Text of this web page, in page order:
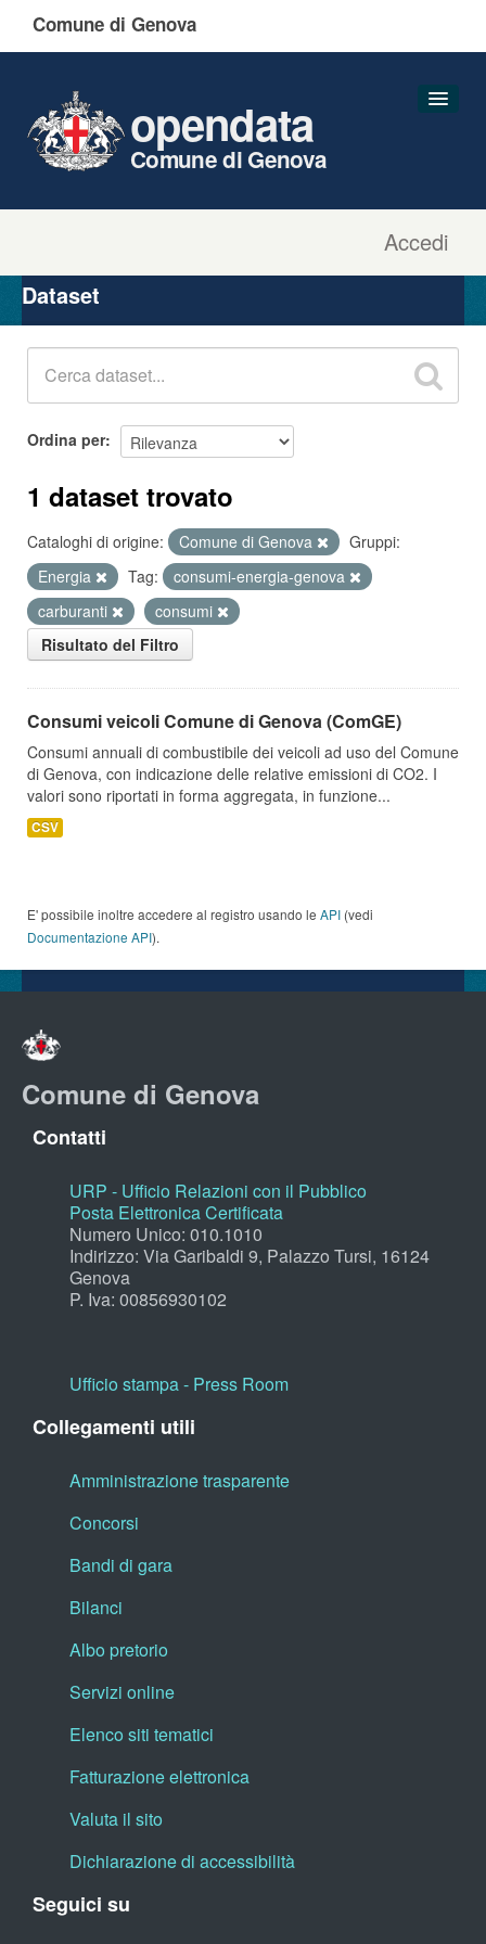
Comune di Genova
Accedi
opendata
Comune di Genova
Organizzazioni
Gruppi
Dataset
Ordina per
1 dataset trovato
Cataloghi di origine: Comune di Genova
Gruppi:
Energia
Tag:
consumi-energia-genova
carburanti
consumi
Risultato del Filtro
Consumi veicoli Comune di Genova (ComGE)
Consumi annuali di combustibile dei veicoli ad uso del Comune
di Genova, con indicazione delle relative emissioni di CO2. I
valori sono riportati in forma aggregata, in funzione...
CSV
E' possibile inoltre accedere al registro usando le API (vedi
Documentazione API).
Comune di Genova
Contatti
URP - Ufficio Relazioni con il Pubblico
Posta Elettronica Certificata
Numero Unico: 010.1010
Indirizzo: Via Garibaldi 9, Palazzo Tursi, 16124
Genova
P. Iva: 00856930102
Ufficio stampa - Press Room
Collegamenti utili
Amministrazione trasparente
Concorsi
Bandi di gara
Bilanci
Albo pretorio
Servizi online
Elenco siti tematici
Fatturazione elettronica
Valuta il sito
Dichiarazione di accessibilità
Seguici su